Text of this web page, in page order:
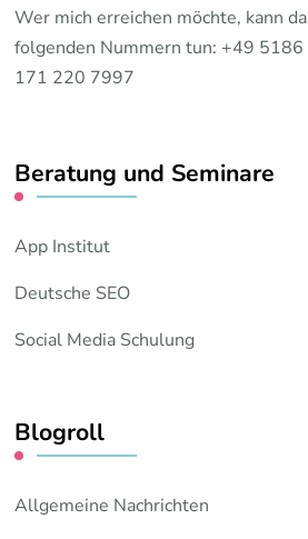
Wer mich erreichen möchte, kann
folgenden Nummern tun: +49
171 220 7997
Beratung und Seminare
App Institut
Deutsche SEO
Social Media Schulung
Blogroll
Allgemeine Nachrichten